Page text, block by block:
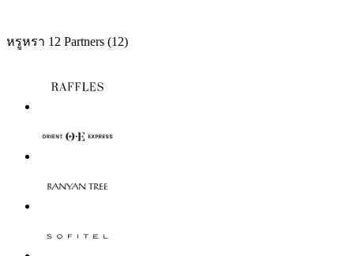
หรูหรา 12 Partners (12)